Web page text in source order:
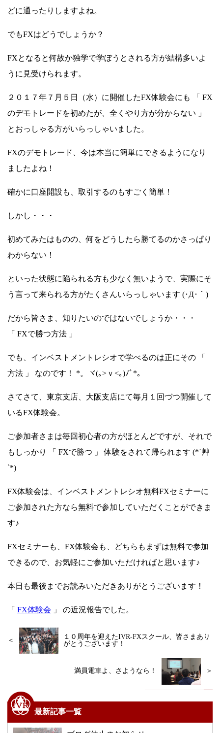
どに通ったりしますよね。
でもFXはどうでしょうか？
FXとなると何故か独学で学ぼうとされる方が結構多いよ
うに見受けられます。
２０１７年７月５日（水）に開催したFX体験会にも 「 FX
のデモトレードを初めたが、全くやり方が分からない 」
とおっしゃる方がいらっしゃいました。
FXのデモトレード、今は本当に簡単にできるようになり
ましたよね！
確かに口座開設も、取引するのもすごく簡単！
しかし・・・
初めてみたはものの、何をどうしたら勝てるのかさっぱり
わからない！
といった状態に陥られる方も少なく無いようで、実際にそ
う言って来られる方がたくさんいらっしゃいます (･Д･｀)
だから皆さま、知りたいのではないでしょうか・・・
「 FXで勝つ方法 」
でも、インベストメントレシオで学べるのは正にその 「
方法 」 なのです！ *。ヾ(｡>ｖ<｡)ﾉﾞ*。
さてさて、東京支店、大阪支店にて毎月１回づつ開催して
いるFX体験会。
ご参加者さまは毎回初心者の方がほとんどですが、それで
もしっかり 「 FXで勝つ 」 体験をされて帰られます (*´艸
`*)
FX体験会は、インベストメントレシオ無料FXセミナーに
ご参加された方なら無料で参加していただくことができま
す♪
FXセミナーも、FX体験会も、どちらもまずは無料で参加
できるので、お気軽にご参加いただければと思います♪
本日も最後までお読みいただきありがとうございます！
「 FX体験会 」 の近況報告でした。
＜
１０周年を迎えたIVR-FXスクール、皆さまあり
がとうございます！
満員電車よ、さようなら！ ＞
最新記事一覧